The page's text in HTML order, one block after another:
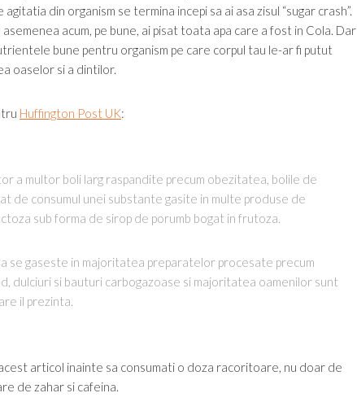
agitatia din organism se termina incepi sa ai asa zisul “sugar crash”.
acum, pe bune, ai pisat toata apa care a fost in Cola. Dar
bune pentru organism pe care corpul tau le-ar fi putut
oaselor si a dintilor.
Huffington Post UK:
a multor boli larg raspandite precum obezitatea, bolile de
de consumul unei substante gasite in multe produse de
sub forma de sirop de porumb bogat in frutoza.
se gaseste in majoritatea preparatelor procesate precum
dulciuri si bauturi carbogazoase si majoritatea oamenilor sunt
il prezinta.
articol inainte sa consumati o doza racoritoare, nu doar de
de zahar si cafeina.